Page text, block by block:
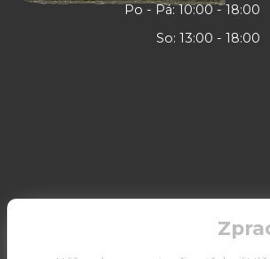
Po - Pá: 10:00 - 18:00
So: 13:00 - 18:00